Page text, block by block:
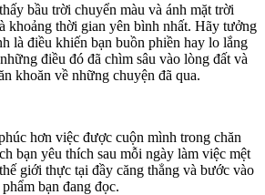
bầu trời chuyển màu và ánh mặt trời
khoảng thời gian yên bình nhất. Hãy tưởng
là điều khiến bạn buồn phiền hay lo lắng
điều đó đã chìm sâu vào lòng đất và
khoăn về những chuyện đã qua.
hơn việc được cuộn mình trong chăn
bạn yêu thích sau mỗi ngày làm việc mệt
giới thực tại đầy căng thẳng và bước vào
bạn đang đọc.